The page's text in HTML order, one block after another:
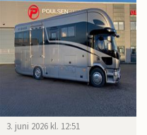
3. juni 2026 kl. 12:51